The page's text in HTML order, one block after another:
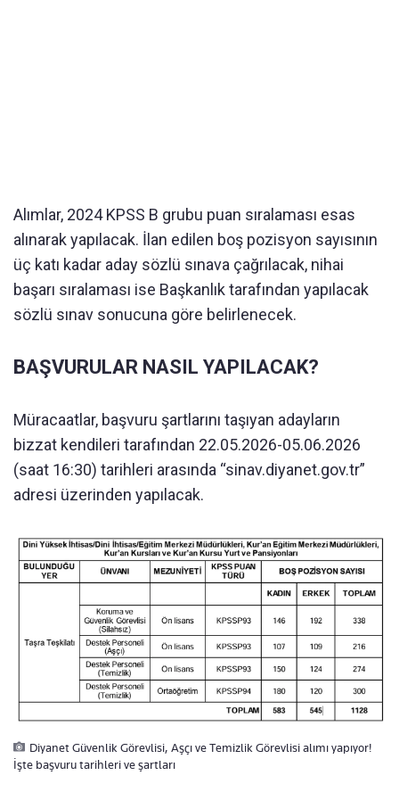
Alımlar, 2024 KPSS B grubu puan sıralaması esas
alınarak yapılacak. İlan edilen boş pozisyon sayısının
üç katı kadar aday sözlü sınava çağrılacak, nihai
başarı sıralaması ise Başkanlık tarafından yapılacak
sözlü sınav sonucuna göre belirlenecek.
BAŞVURULAR NASIL YAPILACAK?
Müracaatlar, başvuru şartlarını taşıyan adayların
bizzat kendileri tarafından 22.05.2026-05.06.2026
(saat 16:30) tarihleri arasında “sinav.diyanet.gov.tr”
adresi üzerinden yapılacak.
Diyanet Güvenlik Görevlisi, Aşçı ve Temizlik Görevlisi alımı yapıyor!
İşte başvuru tarihleri ve şartları